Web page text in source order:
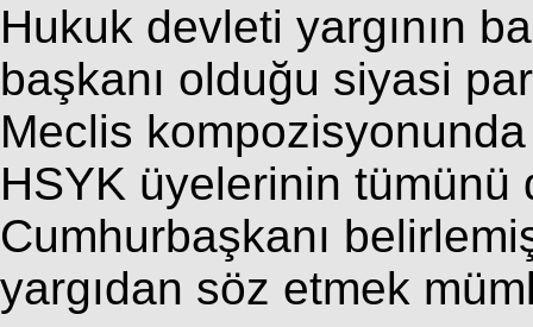
Hukuk devleti yargının
başkanı olduğu siyasi
Meclis
HSYK üyelerinin tümünü
Cumhurbaşkanı
yargıdan söz etmek